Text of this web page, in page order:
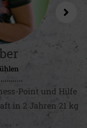
Point und Hilfe
in 2 Jahren 21 kg